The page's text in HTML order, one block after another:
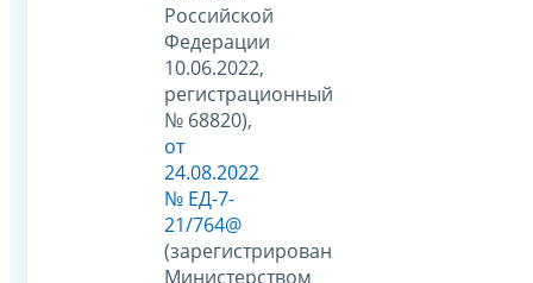
Российской
Федерации
10.06.2022,
регистрационный
№ 68820),
от
24.08.2022
№ ЕД-7-
21/764@
(зарегистрирован
Министерством